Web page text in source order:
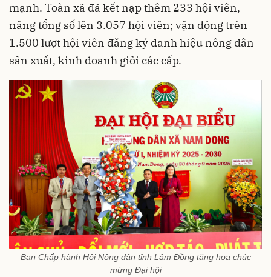
mạnh. Toàn xã đã kết nạp thêm 233 hội viên,
nâng tổng số lên 3.057 hội viên; vận động trên
1.500 lượt hội viên đăng ký danh hiệu nông dân
sản xuất, kinh doanh giỏi các cấp.
Ban Chấp hành Hội Nông dân tỉnh Lâm Đồng tặng hoa chúc
mừng Đại hội